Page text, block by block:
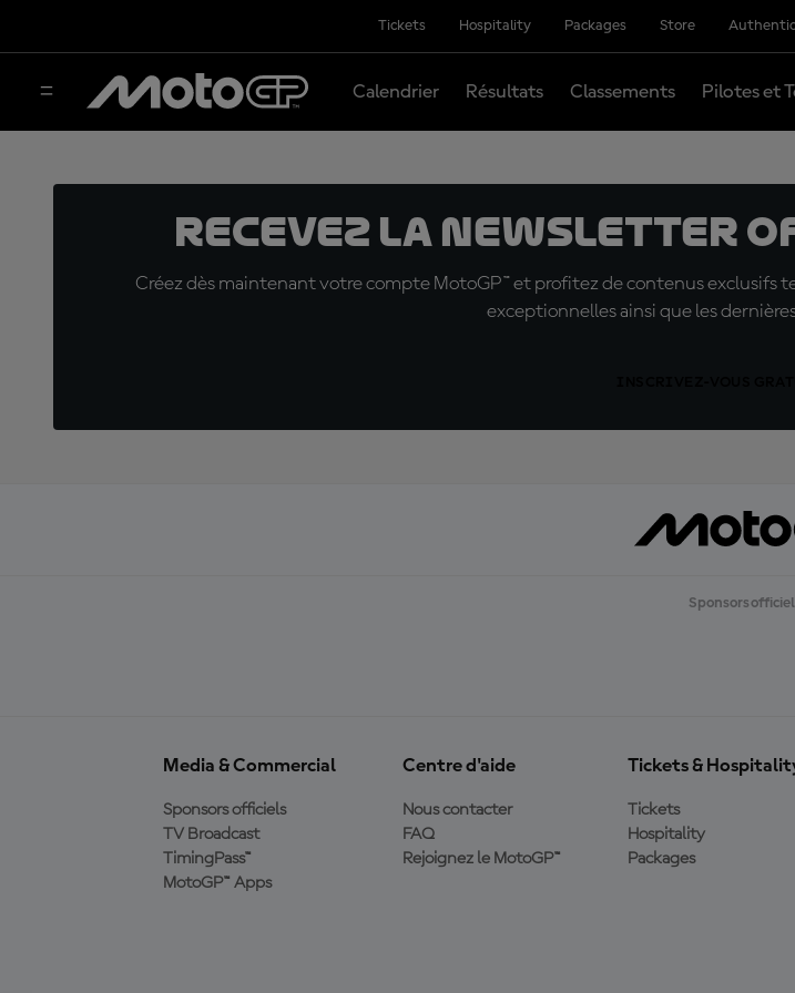
Tickets Hospitality Packages Store
Calendrier Résultats Classements Pilotes et
Recevez la Newsletter
Créez dès maintenant votre compte MotoGP™ et profitez de contenus exclusifs
exceptionnelles ainsi que les
Sponsors
Media & Commercial
Sponsors officiels
TV Broadcast
TimingPass™
MotoGP™ Apps
Centre d'aide
Nous contacter
FAQ
Rejoignez le MotoGP™
Tickets &
Tickets
Hospitality
Packages